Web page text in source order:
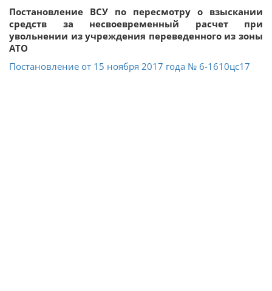
Постановление ВСУ по пересмотру о взыскании
средств за несвоевременный расчет при
увольнении из учреждения переведенного из зоны
АТО
Постановление от 15 ноября 2017 года № 6-1610цс17